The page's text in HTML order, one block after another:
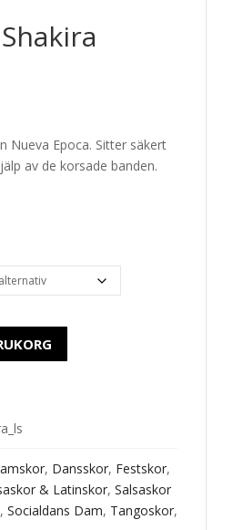
Nueva Epoca. Sitter säkert
av de korsade banden.
, Dansskor, Festskor,
& Latinskor, Salsaskor
, Socialdans Dam, Tangoskor,